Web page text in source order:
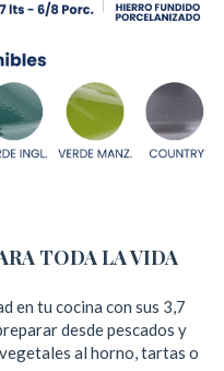
TODA LA VIDA
en tu cocina con sus 3,7
desde pescados y
al horno, tartas o